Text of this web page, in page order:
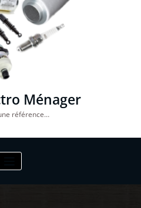
Ménager
référence…